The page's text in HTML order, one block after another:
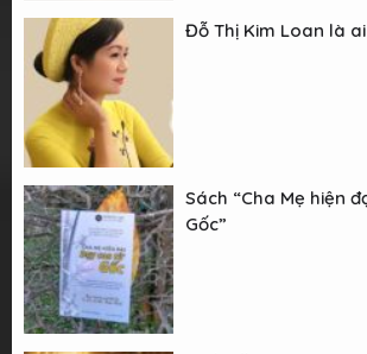
Đỗ Thị Kim Loan là
Sách “Cha Mẹ hiện
Gốc”